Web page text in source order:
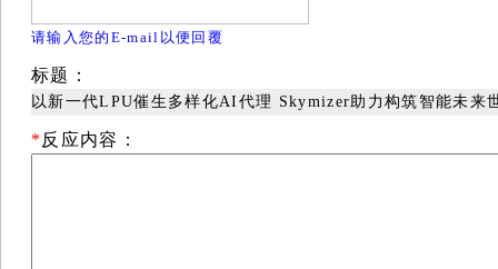
请输入您的E-mail以便回覆
标题：
以新一代LPU催生多样化AI代理 Skymizer助力构筑智能未来
* 反应内容：